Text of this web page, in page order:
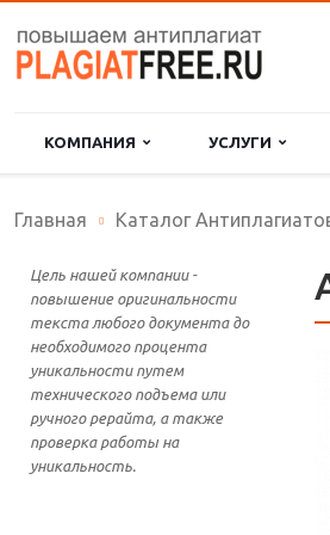
КОМПАНИЯ УСЛУГИ
Главная Каталог
Цель нашей компании -
повышение оригинальности
текста любого документа до
необходимого процента
уникальности путем
технического подъема или
ручного рерайта, а также
проверка работы на
уникальность.